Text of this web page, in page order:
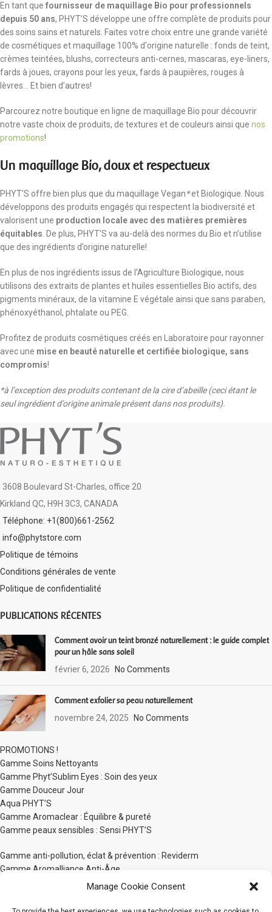
Manage Cookie Consent
En tant que fournisseur de maquillage Bio pour professionnels
depuis 50 ans, PHYT’S développe une offre complète de produits pour
des soins sains et naturels. Faites votre choix entre une grande variété
de cosmétiques et maquillage 100% d'origine naturelle : fonds de teint,
crèmes teintées, blushs, correcteurs anti-cernes, mascaras, eye-liners,
fards à joues, crayons pour les yeux, fards à paupières, rouges à
lèvres... Et bien d’autres!
Parcourez notre boutique en ligne de maquillage Bio pour découvrir
notre vaste choix de produits, de textures et de couleurs ainsi que nos
promotions!
Un maquillage Bio, doux et respectueux
PHYT’S offre bien plus que du maquillage Vegan*et Biologique. Nous
développons des produits engagés qui respectent la biodiversité et
valorisent une production locale avec des matières premières
équitables . De plus, PHYT’S va au-delà des normes du Bio et n’utilise
que des ingrédients d’origine naturelle!
En plus de nos ingrédients issus de l’Agriculture Biologique, nous
utilisons des extraits de plantes et huiles essentielles Bio actifs, des
pigments minéraux, de la vitamine E végétale ainsi que sans paraben,
phénoxyéthanol, phtalate ou PEG.
Profitez de produits cosmétiques créés en Laboratoire pour rayonner
avec une mise en beauté naturelle et certifiée biologique, sans
compromis!
*à l’exception des produits contenant de la cire d’abeille (ceci étant le
seul ingrédient d’origine animale présent dans nos produits).
3608 Boulevard St-Charles, office 20
Kirkland QC, H9H 3C3, CANADA
Téléphone: +1(800)661-2562
info@phytstore.com
Politique de témoins
Conditions générales de vente
Politique de confidentialité
PUBLICATIONS RÉCENTES
Comment avoir un teint bronzé naturellement : le guide complet
pour un hâle sans soleil
février 6, 2026 No Comments
Comment exfolier sa peau naturellement
novembre 24, 2025 No Comments
PROMOTIONS !
Gamme Soins Nettoyants
Gamme Phyt’Sublim Eyes : Soin des yeux
Gamme Douceur Jour
Aqua PHYT’S
Gamme Aromaclear : Équilibre & pureté
Gamme peaux sensibles : Sensi PHYT’S
Gamme anti-pollution, éclat & prévention : Reviderm
Gamme Aromalliance Anti-Âge
Gamme anti-âge global d’exception : Panacée
PHYT’S Men